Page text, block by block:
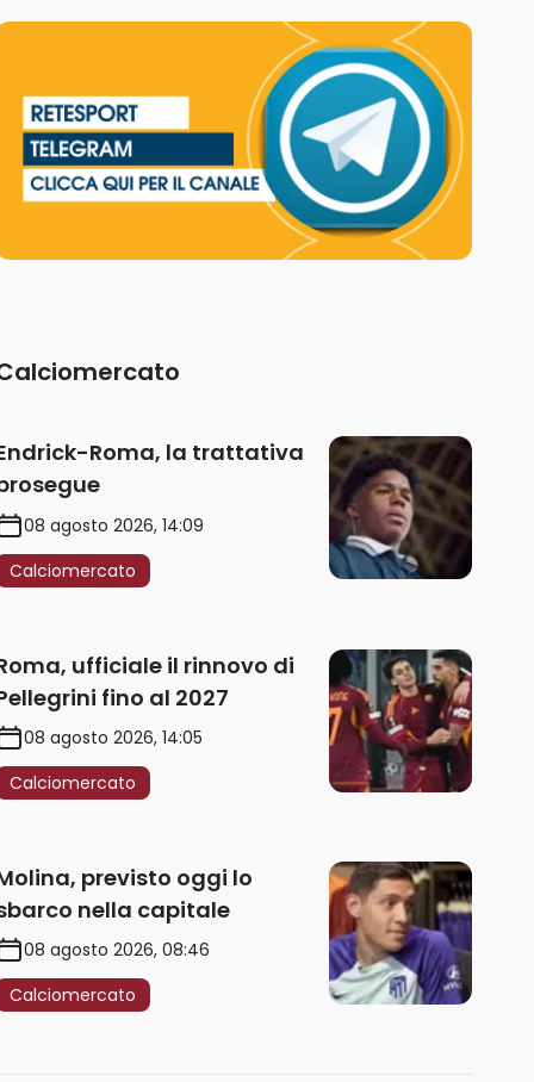
Roma, la trattativa
08 agosto 2026, 14:09
Calciomercato
ufficiale il rinnovo di
fino al 2027
08 agosto 2026, 14:05
Calciomercato
previsto oggi lo
nella capitale
08 agosto 2026, 08:46
Calciomercato